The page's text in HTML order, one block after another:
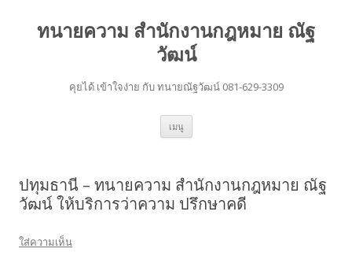
ทนายความ สำนักงานกฎหมาย ณัฐ
วัฒน์
คุยได้ เข้าใจง่าย กับ ทนายณัฐวัฒน์ 081-629-3309
เมนู ข้าม
ยัง
ปทุมธานี – ทนายความ สำนักงานกฎหมาย ณัฐ
วัฒน์ ให้บริการว่าความ ปรึกษาคดี
ใส่ความเห็น